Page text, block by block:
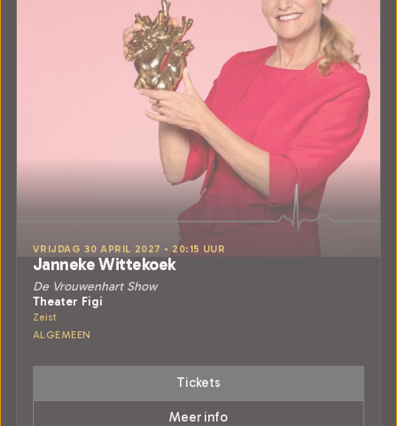
VRIJDAG 30 APRIL 2027 • 20:15 UUR
Janneke Wittekoek
De Vrouwenhart Show
Theater Figi
Zeist
ALGEMEEN
Tickets
Meer info